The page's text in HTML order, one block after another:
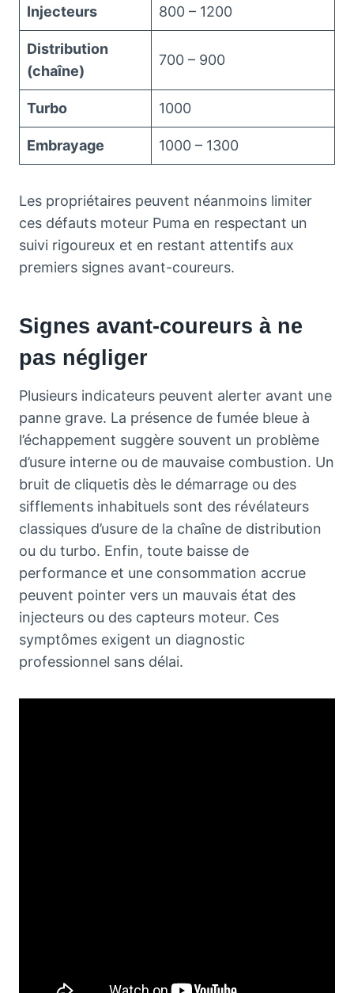
Injecteurs 800 – 1200
Distribution
(chaîne)
700 – 900
Turbo 1000
Embrayage 1000 – 1300
Les propriétaires peuvent néanmoins limiter
ces défauts moteur Puma en respectant un
suivi rigoureux et en restant attentifs aux
premiers signes avant-coureurs.
Signes avant-coureurs à ne
pas négliger
Plusieurs indicateurs peuvent alerter avant une
panne grave. La présence de fumée bleue à
l’échappement suggère souvent un problème
d’usure interne ou de mauvaise combustion. Un
bruit de cliquetis dès le démarrage ou des
sifflements inhabituels sont des révélateurs
classiques d’usure de la chaîne de distribution
ou du turbo. Enfin, toute baisse de
performance et une consommation accrue
peuvent pointer vers un mauvais état des
injecteurs ou des capteurs moteur. Ces
symptômes exigent un diagnostic
professionnel sans délai.